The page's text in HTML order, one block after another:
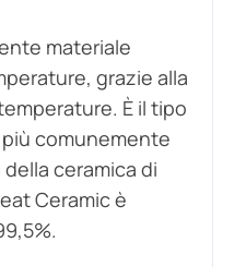
materiale
grazie alla
È il tipo
comunemente
ceramica di
Ceramic è